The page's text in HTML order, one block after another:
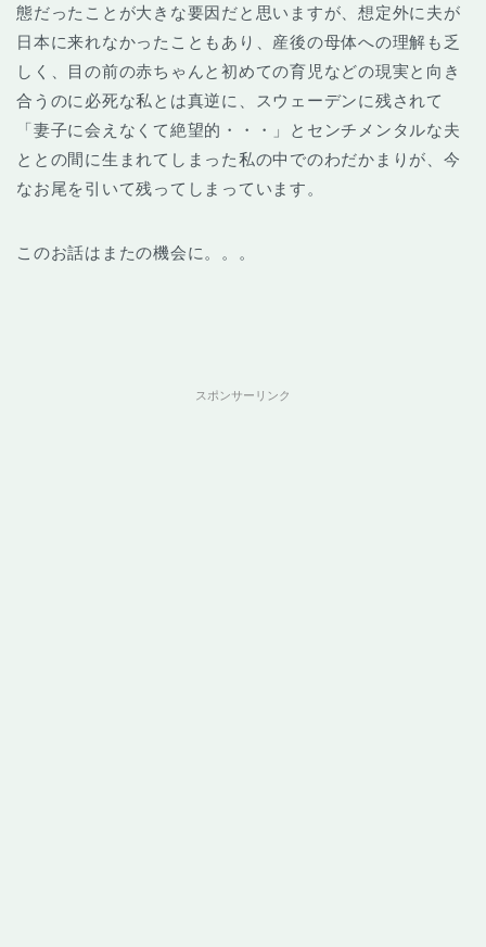
態だったことが大きな要因だと思いますが、想定外に夫が
日本に来れなかったこともあり、産後の母体への理解も乏
しく、目の前の赤ちゃんと初めての育児などの現実と向き
合うのに必死な私とは真逆に、スウェーデンに残されて
「妻子に会えなくて絶望的・・・」とセンチメンタルな夫
ととの間に生まれてしまった私の中でのわだかまりが、今
なお尾を引いて残ってしまっています。
このお話はまたの機会に。。。
スポンサーリンク